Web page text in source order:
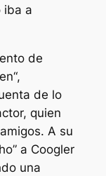
iba a
de
“,
de lo
quien
A su
” a Coogler
una